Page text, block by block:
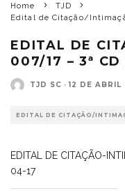
Home
TJD
Edital de Citação/
EDITAL DE
007/17 – 3ª
TJD SC · 12 DE ABRIL
EDITAL DE CITAÇÃO/
EDITAL DE CITAÇÃO-
04-17